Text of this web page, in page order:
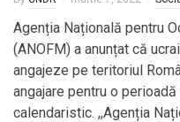
Agenția Națională pentru
(ANOFM) a anunțat că
angajeze pe teritoriul
angajare pentru o
calendaristic. ,,Agenția